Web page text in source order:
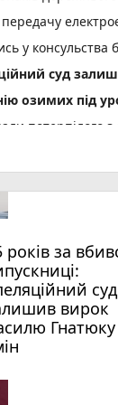
у консульства
суд
озимих під
потерпілого
6
(оновлено 5
під
до ТОП-
років за
суд
вирок
Гнатюку